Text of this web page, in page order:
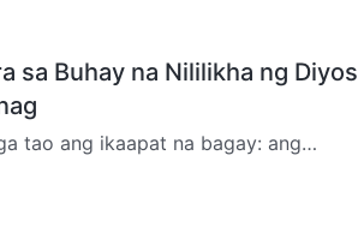
sa Buhay na Nililikha ng Diyos
tao ang ikaapat na bagay: ang